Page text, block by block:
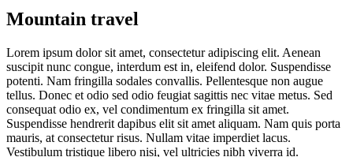
Mountain travel
Lorem ipsum dolor sit amet, consectetur adipiscing elit. Aenean
suscipit nunc congue, interdum est in, eleifend dolor. Suspendisse
potenti. Nam fringilla sodales convallis. Pellentesque non augue
tellus. Donec et odio sed odio feugiat sagittis nec vitae metus. Sed
consequat odio ex, vel condimentum ex fringilla sit amet.
Suspendisse hendrerit dapibus elit sit amet aliquam. Nam quis porta
mauris, at consectetur risus. Nullam vitae imperdiet lacus.
Vestibulum tristique libero nisi, vel ultricies nibh viverra id.